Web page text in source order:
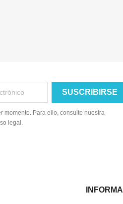
momento. Para ello, consulte nuestra
legal.